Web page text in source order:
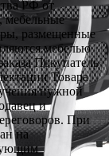
РФ от
мебельные
размещенные
мебелью
Покупатель
Товара
нужной
и
При
на